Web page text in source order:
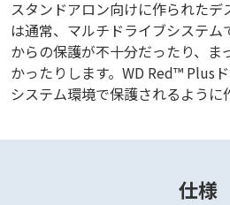
スタンドアロン向けに作られた
は通常、マルチドライブシステ
からの保護が不十分だったり、ま
かったりします。WD Red™ Plus
システム環境で保護されるように
仕様